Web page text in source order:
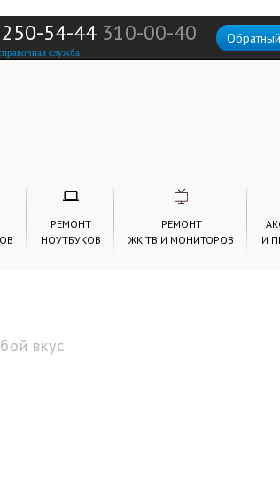
54-44 310-00-40
служба
РЕМОНТ
НОУТБУКОВ
РЕМОНТ
ЖК ТВ И МОНИТОРОВ
И
вкус